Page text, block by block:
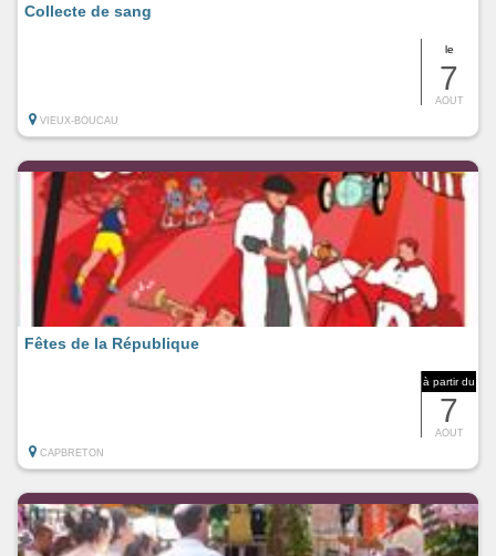
le
7
AOUT
Collecte de sang
VIEUX-BOUCAU
à partir du
7
AOUT
Fêtes de la République
CAPBRETON